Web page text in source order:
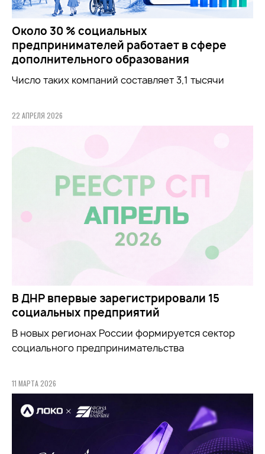
Около 30 % социальных
предпринимателей работает в сфере
дополнительного образования
Число таких компаний составляет 3,1 тысячи
22 АПРЕЛЯ 2026
В ДНР впервые зарегистрировали 15
социальных предприятий
В новых регионах России формируется сектор
социального предпринимательства
11 МАРТА 2026